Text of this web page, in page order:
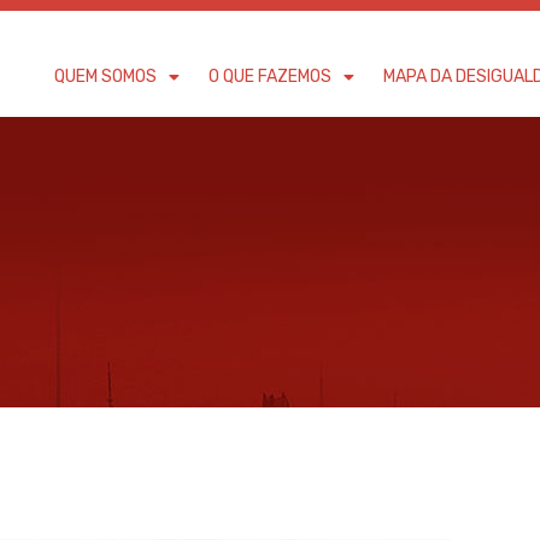
QUEM SOMOS O QUE FAZEMOS MAPA DA